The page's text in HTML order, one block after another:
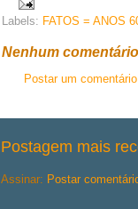
Labels: FATOS = ANOS
Nenhum
Postar um comentário
Postagem mais
Assinar: Postar